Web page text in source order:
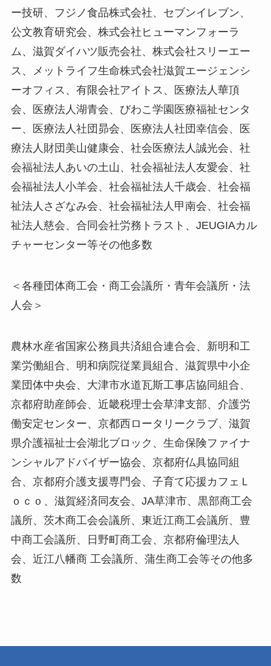
ー技研、フジノ食品株式会社、セブンイレブン、
公文教育研究会、株式会社ヒューマンフォーラ
ム、滋賀ダイハツ販売会社、株式会社スリーエー
ス、メットライフ生命株式会社滋賀エージェンシ
ーオフィス、有限会社アイトス、医療法人華頂
会、医療法人湖青会、びわこ学園医療福祉センタ
ー、医療法人社団昴会、医療法人社団幸信会、医
療法人財団美山健康会、社会医療法人誠光会、社
会福祉法人あいの土山、社会福祉法人友愛会、社
会福祉法人小羊会、社会福祉法人千歳会、社会福
祉法人さざなみ会、社会福祉法人甲南会、社会福
祉法人慈会、合同会社労務トラスト、JEUGIAカル
チャーセンター等その他多数
＜各種団体商工会・商工会議所・青年会議所・法
人会＞
農林水産省国家公務員共済組合連合会、新明和工
業労働組合、明和病院従業員組合、滋賀県中小企
業団体中央会、大津市水道瓦斯工事店協同組合、
京都府助産師会、近畿税理士会草津支部、介護労
働安定センター、京都西ロータリークラブ、滋賀
県介護福祉士会湖北ブロック、生命保険ファイナ
ンシャルアドバイザー協会、京都府仏具協同組
合、京都府介護支援専門会、子育て応援カフェＬ
ｏｃｏ、滋賀経済同友会、JA草津市、黒部商工会
議所、茨木商工会会議所、東近江商工会議所、豊
中商工会議所、日野町商工会、京都府倫理法人
会、近江八幡商 工会議所、蒲生商工会等その他多
数